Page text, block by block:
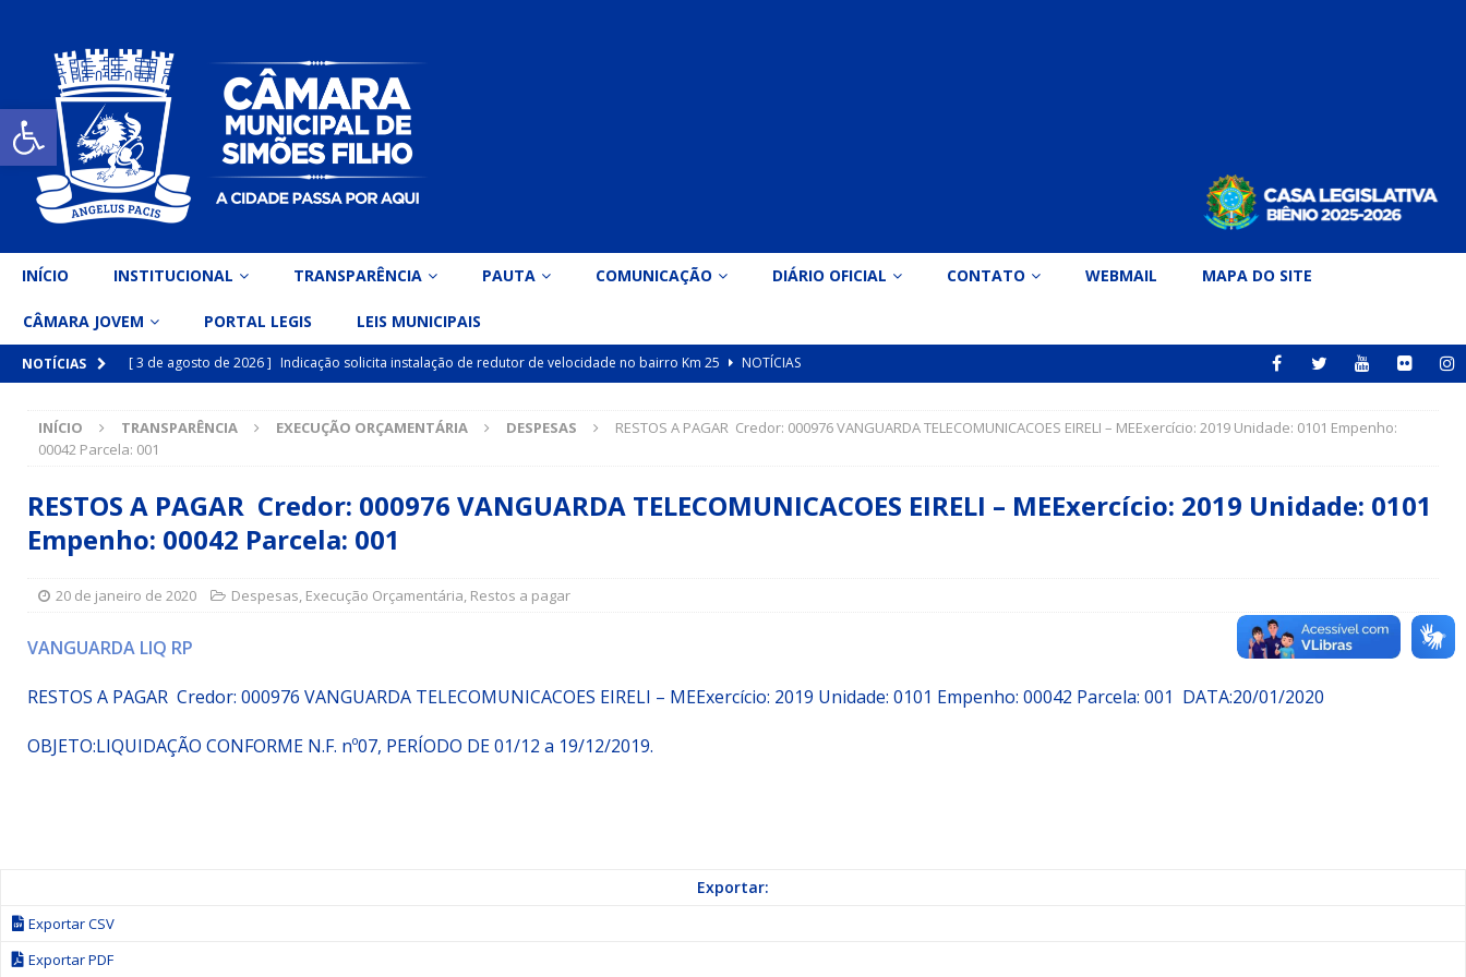
Open toolbar
INÍCIO INSTITUCIONAL TRANSPARÊNCIA PAUTA COMUNICAÇÃO DIÁRIO OFICIAL CONTATO WEBMAIL MAPA DO SITE
CÂMARA JOVEM PORTAL LEGIS LEIS MUNICIPAIS
NOTÍCIAS [ 3 de agosto de 2026 ] Indicação solicita instalação de redutor de velocidade no bairro Km 25
NOTÍCIAS
inclusiva
DESTAQUE
Simões Filho I
DESTAQUE
[ 15 de julho de 2026 ] Vereador Sérgio Glauber apresenta Indicação nº 088/2026 para pavimentação asfáltica em Mapele
INÍCIO TRANSPARÊNCIA EXECUÇÃO ORÇAMENTÁRIA DESPESAS
RESTOS A PAGAR Credor: 000976 VANGUARDA TELECOMUNICACOES EIRELI – MEExercício: 2019 Unidade: 0101 Empenho:
00042 Parcela: 001
RESTOS A PAGAR Credor: 000976 VANGUARDA TELECOMUNICACOES EIRELI – MEExercício: 2019 Unidade: 0101
Empenho: 00042 Parcela: 001
20 de janeiro de 2020 Despesas, Execução Orçamentária, Restos a pagar
VANGUARDA LIQ RP
RESTOS A PAGAR Credor: 000976 VANGUARDA TELECOMUNICACOES EIRELI – MEExercício: 2019 Unidade: 0101 Empenho: 00042 Parcela: 001 DATA:20/01/2020
OBJETO:LIQUIDAÇÃO CONFORME N.F. nº07, PERÍODO DE 01/12 a 19/12/2019.
Exportar:
Exportar CSV
Exportar PDF